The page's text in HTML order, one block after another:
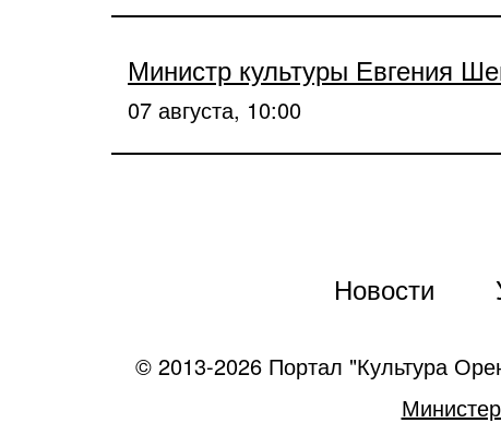
Министр культуры Евгения
07 августа, 10:00
Новости
© 2013-2026 Портал "Культура